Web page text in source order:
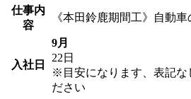
仕事内
容
《本田鈴鹿期間工》自動車
入社日
9月
22日
※目安になります、表記な
ださい